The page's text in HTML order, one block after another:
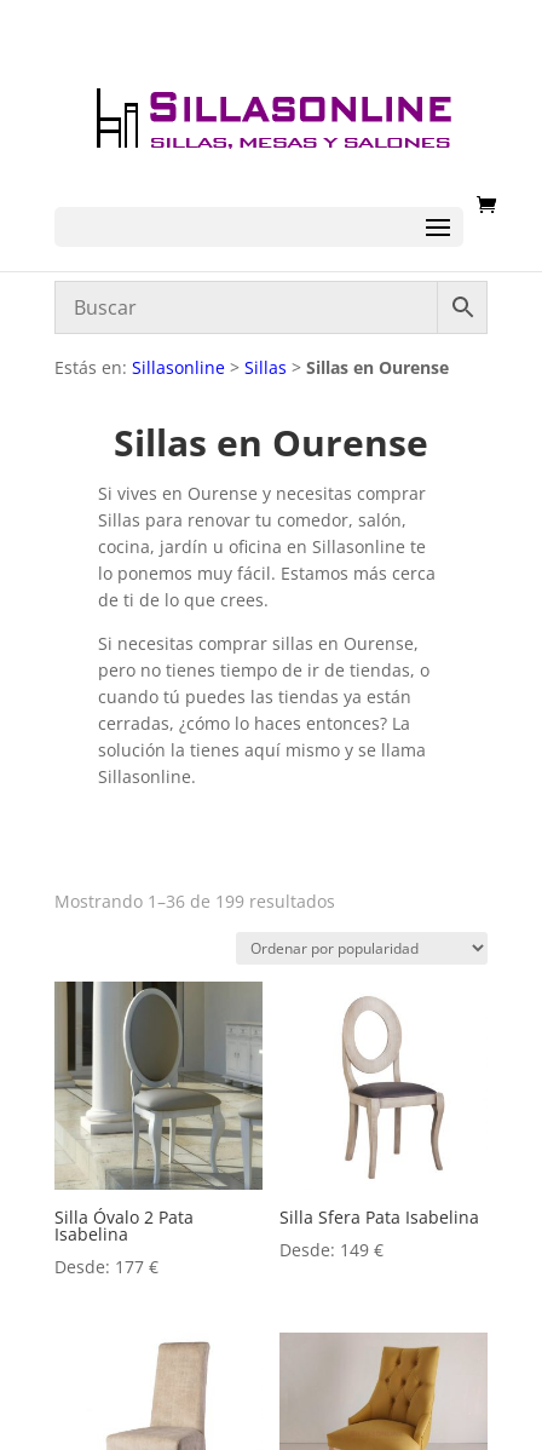
Estás en: Sillasonline> Sillas > Sillas en Ourense
Sillas en Ourense
Si vives en Ourense y necesitas comprar
Sillas para renovar tu comedor, salón,
cocina, jardín u oficina en Sillasonline te
lo ponemos muy fácil. Estamos más cerca
de ti de lo que crees.
Si necesitas comprar sillas en Ourense,
pero no tienes tiempo de ir de tiendas, o
cuando tú puedes las tiendas ya están
cerradas, ¿cómo lo haces entonces? La
solución la tienes aquí mismo y se llama
Sillasonline.
Mostrando 1–36 de 199 resultadosOrdenado
popularidad
Silla Óvalo 2 Pata
Isabelina
Desde: 177 €
Silla Sfera Pata Isabelina
Desde: 149€